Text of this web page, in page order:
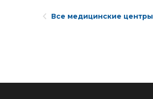
Все медицинские центры